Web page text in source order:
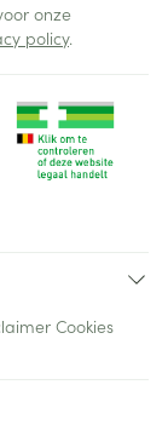
onze
policy.
Cookies